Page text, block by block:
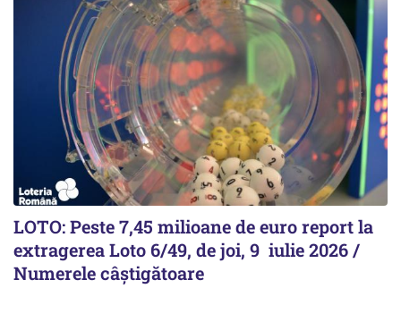
LOTO: Peste 7,45 milioane de euro report la
extragerea Loto 6/49, de joi, 9 iulie 2026 /
Numerele câștigătoare